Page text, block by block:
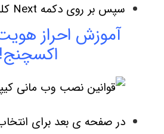
سپس بر روی دکمه Next کلیک کنید.
آموزش احراز
اکسچنج!
در صفحه ی بعد برای